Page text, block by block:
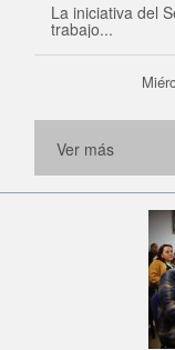
La iniciativa del
trabajo...
Ver más